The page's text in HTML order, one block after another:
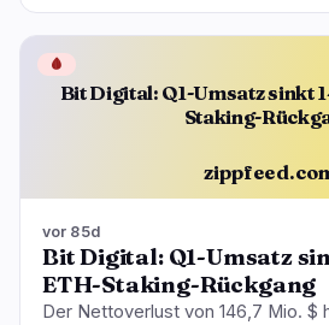
Bit Digital: Q1-Umsatz sinkt
Staking-
🩸
vor 85d
Bit Digital: Q1-Umsatz
ETH-Staking-Rückgang
Der Nettoverlust von 146,7 Mio. $